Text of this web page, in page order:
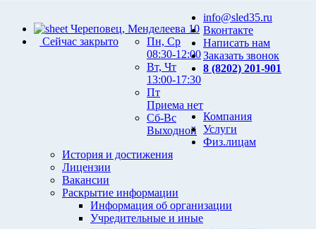
Череповец, Менделеева 10
Сейчас закрыто
Пн, Ср
08:30-12:00
Вт, Чт
13:00-17:30
Пт
Приема нет
Сб-Вс
Выходной
info@sled35.ru
Вконтакте
Написать нам
Заказать звонок
8 (8202) 201-901
Компания
История и достижения
Лицензии
Вакансии
Раскрытие информации
Информация об организации
Учредительные и иные
Услуги
Физ.лицам